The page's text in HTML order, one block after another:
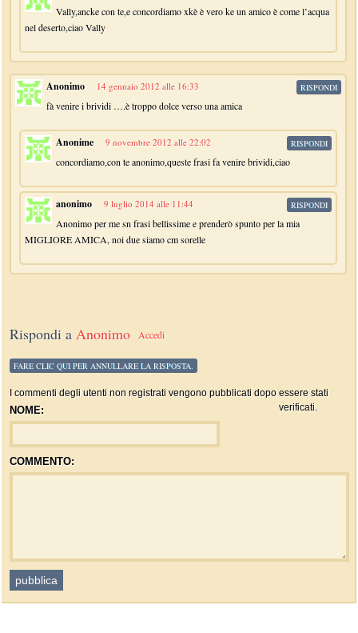
Vally,ancke con te,e concordiamo xkè è vero ke un amico è come l’acqua
nel deserto,ciao Vally
Anonimo 14 gennaio 2012 alle 16:33
fà venire i brividi ….è troppo dolce verso una amica
RISPONDI
Anonime 9 novembre 2012 alle 22:02
concordiamo,con te anonimo,queste frasi fa venire brividi,ciao
RISPONDI
anonimo 9 luglio 2014 alle 11:44
Anonimo per me sn frasi bellissime e prenderò spunto per la mia
MIGLIORE AMICA, noi due siamo cm sorelle
RISPONDI
Rispondi aAnonimo Accedi
FARE CLIC QUI PER ANNULLARE LA RISPOSTA.
I commenti degli utenti non registrati vengono pubblicati dopo essere stati
verificati.
NOME:
COMMENTO: